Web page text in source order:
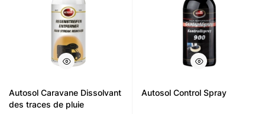
Autosol Caravane Dissolvant
des traces de pluie
Autosol Control Spray